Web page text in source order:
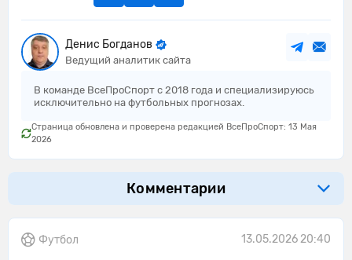
Денис Богданов
Ведущий аналитик сайта
В команде ВсеПроСпорт с 2018 года и специализируюсь
исключительно на футбольных прогнозах.
Страница обновлена и проверена редакцией ВсеПроСпорт: 13 Мая
2026
Комментарии
Футбол 13.05.2026 20:40